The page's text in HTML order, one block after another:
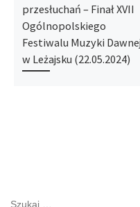
przesłuchań – Finał XVII
Ogólnopolskiego
Festiwalu Muzyki Dawnej
w Leżajsku (22.05.2024)
SZUKAJ